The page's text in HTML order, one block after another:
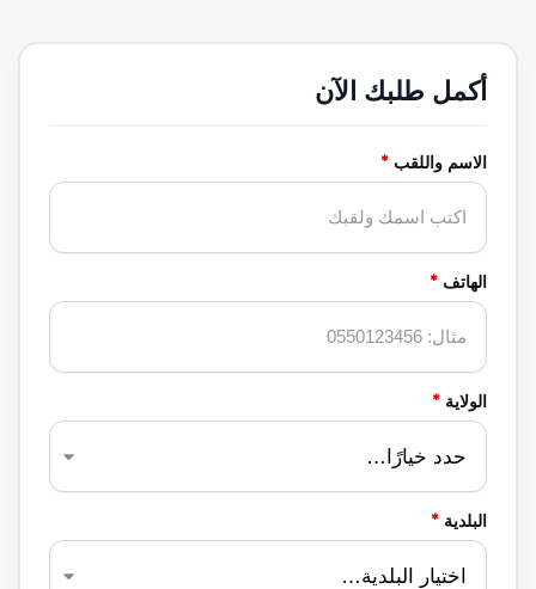
أكمل طلبك الآن
الاسم واللقب *
البلدية *
الولاية *
الهاتف *